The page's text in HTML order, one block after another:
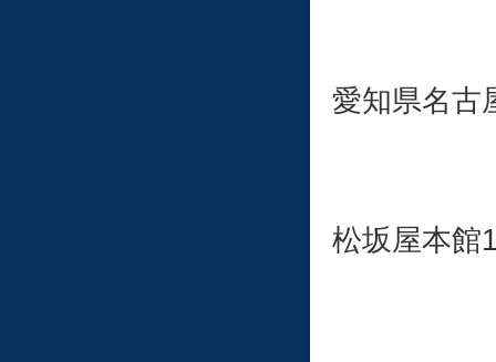
愛知県名古
松坂屋本館